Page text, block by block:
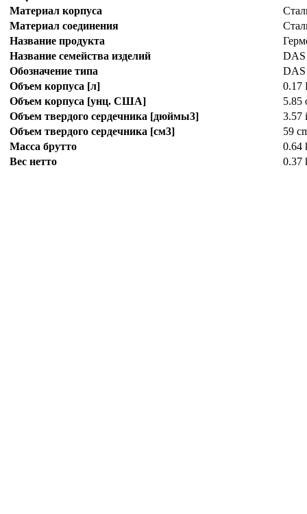
Материал корпуса
Материал соединения
Название продукта
Название семейства изделий
DAS
Обозначение типа
Объем корпуса [л]
0.17
Объем корпуса [унц. США]
5.85
Объем твердого сердечника [дюймы3]
3.57
Объем твердого сердечника [см3]
59
Масса брутто
0.64
Вес нетто
0.37